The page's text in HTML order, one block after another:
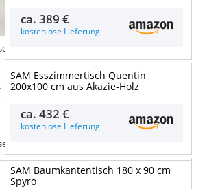
ca.389 €
kostenlose Lieferung
SAM Esszimmertisch Quentin
200x100 cm aus Akazie-Holz
ca.432 €
kostenlose Lieferung
SAM Baumkantentisch 180 x 90 cm
Spyro